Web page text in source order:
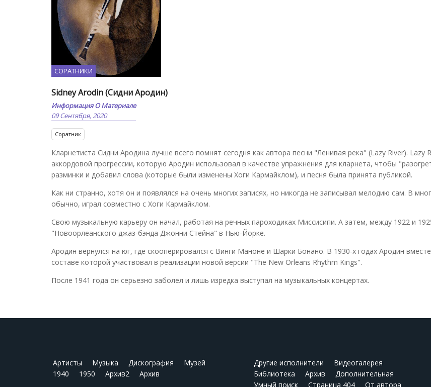
СОРАТНИКИ
Sidney Arodin (Сидни Ародин)
Информация О Материале
09 Сентября, 2020
Соратник
Кларнетиста Сидни Ародина лучше всего помнят сегодня как автора песни "Ленивая река" (Lazy River).
аккордовой прогрессии, которую Ародин использовал в качестве упражнения для кларнета, чтобы
разминки и добавил слова (которые были изменены Хоги Кармайклом), и песня была принята публикой.
Как ни странно, хотя он и появлялся на очень многих записях, но никогда не записывал мелодию сам. В
обычно, играл совместно с Хоги Кармайклом.
Свою музыкальную карьеру он начал, работая на речных пароходиках Миссисипи. А затем, между 1922 и
"Новоорлеанского джаз-бэнда Джонни Стейна" в Нью-Йорке.
Ародин вернулся на юг, где скооперировался с Винги Маноне и Шарки Бонано. В 1930-х годах Ародин
составе которой участвовал в реализации новой версии "The New Orleans Rhythm Kings".
После 1941 года он серьезно заболел и лишь изредка выступал на музыкальных концертах.
Артисты Музыка Дискография
Музей
1940
1950 Архив2 Архив
Другие исполнители
Видеогалерея
Библиотека
Архив
Дополнительная
Умный поиск
Страница 404 От автора